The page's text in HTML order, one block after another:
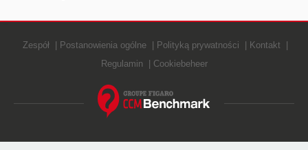
Zespół Postanowienia ogólne Polityką prywatności
Kontakt
Regulamin
Cookiebeheer